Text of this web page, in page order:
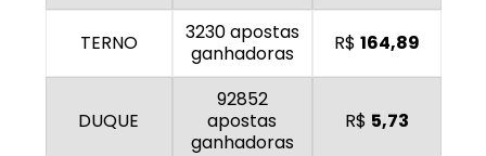
TERNO
3230 apostas
ganhadoras
R$ 164,89
DUQUE
92852
apostas
ganhadoras
R$ 5,73